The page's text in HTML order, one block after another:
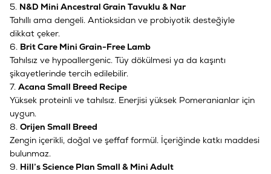
5. N&D Mini Ancestral Grain Tavuklu & Nar
Tahıllı ama dengeli. Antioksidan ve probiyotik desteğiyle
dikkat çeker.
6. Brit Care Mini Grain-Free Lamb
Tahılsız ve hypoallergenic. Tüy dökülmesi ya da kaşıntı
şikayetlerinde tercih edilebilir.
7. Acana Small Breed Recipe
Yüksek proteinli ve tahılsız. Enerjisi yüksek Pomeranianlar için
uygun.
8. Orijen Small Breed
Zengin içerikli, doğal ve şeffaf formül. İçeriğinde katkı maddesi
bulunmaz.
9. Hill’s Science Plan Small & Mini Adult